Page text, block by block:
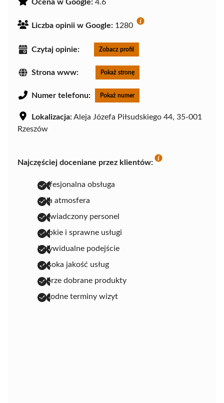
Ocena w Google: 4.6
Liczba opinii w Google: 1280
Czytaj opinie: Zobacz profil
Strona www: Pokaż stronę
Numer telefonu: Pokaż numer
Lokalizacja:Aleja Józefa Piłsudskiego 44, 35-001
Rzeszów
Najczęściej doceniane przez klientów:
profesjonalna obsługa
miła atmosfera
doświadczony personel
szybkie i sprawne usługi
indywidualne podejście
wysoka jakość usług
dobrze dobrane produkty
dogodne terminy wizyt